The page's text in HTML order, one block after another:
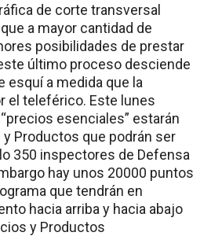
de corte transversal
a mayor cantidad de
posibilidades de prestar
último proceso desciende
esquí a medida que la
el teleférico. Este lunes
esenciales” estarán
Productos que podrán ser
350 inspectores de Defensa
hay unos 20000 puntos
que tendrán en
hacia arriba y hacia abajo
y Productos